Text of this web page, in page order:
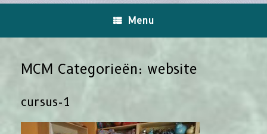
Ga
inhoud
Menu
MCM Categorieën: website
cursus-1